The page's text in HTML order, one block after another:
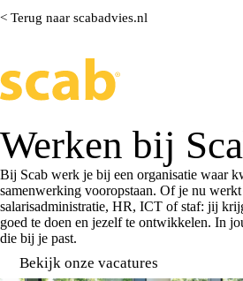
< Terug naar scabadvies.nl
Werken bij
Bij Scab werk je bij een organisatie waar
samenwerking vooropstaan. Of je nu
salarisadministratie, HR, ICT of staf: jij
goed te doen en jezelf te ontwikkelen. In
die bij je past.
Bekijk onze vacatures